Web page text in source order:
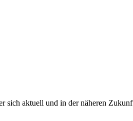
sich aktuell und in der näheren